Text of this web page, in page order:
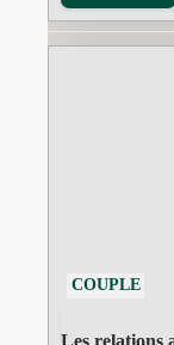
COUPLE
Les relations